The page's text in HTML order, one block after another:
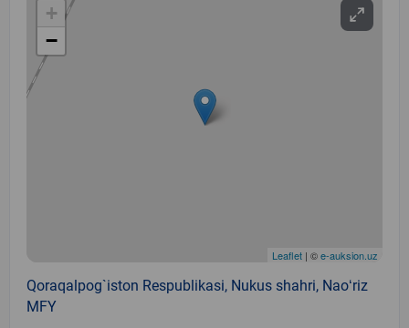
+
−
Leaflet | ©e-auksion.uz
Qoraqalpog`iston Respublikasi, Nukus shahri, Naoʻriz
MFY